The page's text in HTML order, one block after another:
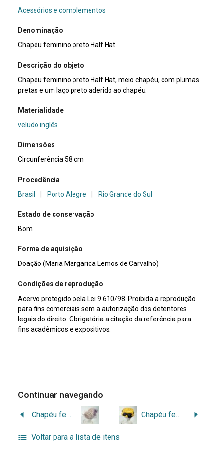
Acessórios e complementos
Denominação
Chapéu feminino preto Half Hat
Descrição do objeto
Chapéu feminino preto Half Hat, meio chapéu, com plumas
pretas e um laço preto aderido ao chapéu.
Materialidade
veludo inglês
Dimensões
Circunferência 58 cm
Procedência
Brasil
Porto Alegre Rio Grande do Sul
Estado de conservação
Bom
Forma de aquisição
Doação (Maria Margarida Lemos de Carvalho)
Condições de reprodução
Acervo protegido pela Lei 9.610/98. Proibida a reprodução
para fins comerciais sem a autorização dos detentores
legais do direito. Obrigatória a citação da referência para
fins acadêmicos e expositivos.
Continuar navegando
Chapéu feminino roxo Headband com voilette ou Cocktail Hat Chapéu feminino amarelo Pillbox
Voltar para a lista de itens